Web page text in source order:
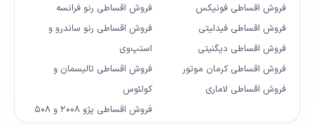
فروش اقساطی فونیکس
فروش اقساطی فیدلیتی
فروش اقساطی دیگنیتی
فروش اقساطی کرمان موتور
فروش اقساطی لاماری
فروش اقساطی رنو فرانسه
فروش اقساطی رنو ساندرو و
استپ‌وی
فروش اقساطی تالیسمان و
کولئوس
فروش اقساطی پژو ۲۰۰۸ و ۵۰۸